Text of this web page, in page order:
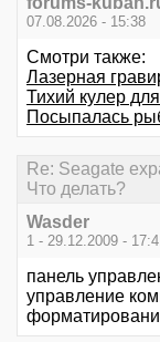
07.08.2026 - 15:38
Смотри также:
Лазерная
Тихий кулер
Посыпалась
Re: Seagate
Что делать?
Wasder
1 - 29.12.2009 -
панель
управление